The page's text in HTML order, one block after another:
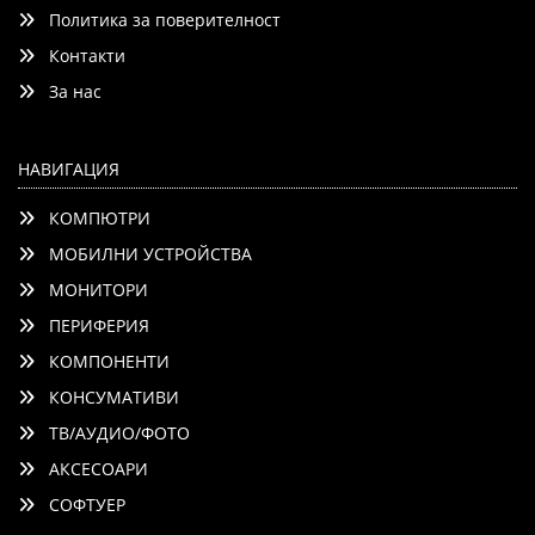
Политика за поверителност
Контакти
За нас
НАВИГАЦИЯ
КОМПЮТРИ
МОБИЛНИ УСТРОЙСТВА
МОНИТОРИ
ПЕРИФЕРИЯ
КОМПОНЕНТИ
КОНСУМАТИВИ
ТВ/АУДИО/ФОТО
АКСЕСОАРИ
СОФТУЕР